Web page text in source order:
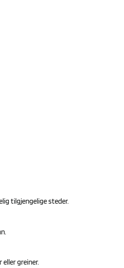
tilgjengelige steder.
greiner.